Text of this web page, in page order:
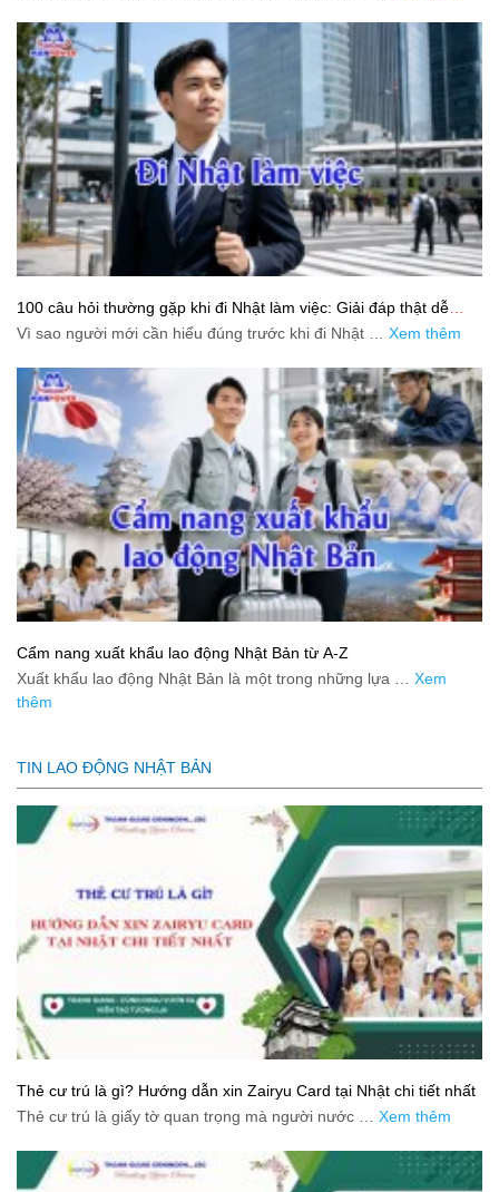
100 câu hỏi thường gặp khi đi Nhật làm việc: Giải đáp thật dễ
hiểu cho người mới bắt đầu
Vì sao người mới cần hiểu đúng trước khi đi Nhật … Xem thêm
Cẩm nang xuất khẩu lao động Nhật Bản từ A-Z
Xuất khẩu lao động Nhật Bản là một trong những lựa … Xem
thêm
TIN LAO ĐỘNG NHẬT BẢN
Thẻ cư trú là gì? Hướng dẫn xin Zairyu Card tại Nhật chi tiết nhất
Thẻ cư trú là giấy tờ quan trọng mà người nước … Xem thêm